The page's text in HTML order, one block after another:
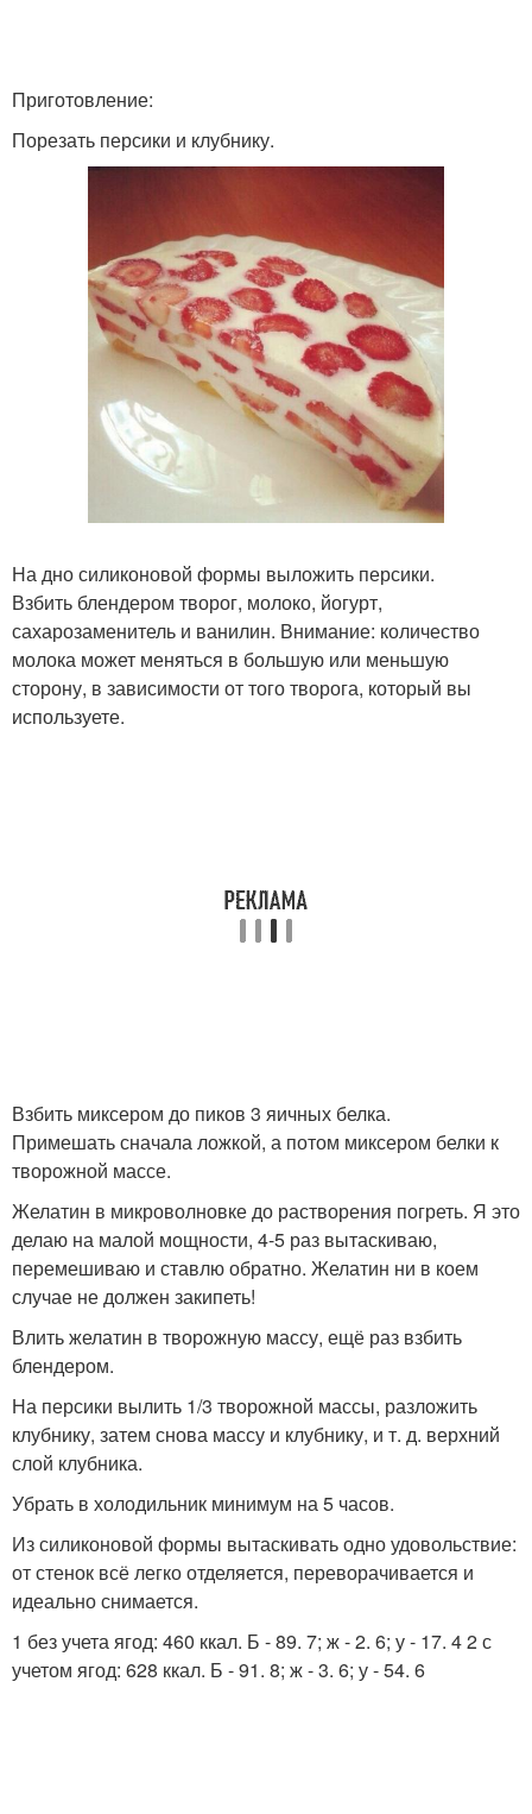
Приготовление:
Порезать персики и клубнику.
На дно силиконовой формы выложить персики.
Взбить блендером творог, молоко, йогурт,
сахарозаменитель и ванилин. Внимание: количество
молока может меняться в большую или меньшую
сторону, в зависимости от того творога, который вы
используете.
Взбить миксером до пиков 3 яичных белка.
Примешать сначала ложкой, а потом миксером белки к
творожной массе.
Желатин в микроволновке до растворения погреть. Я это
делаю на малой мощности, 4-5 раз вытаскиваю,
перемешиваю и ставлю обратно. Желатин ни в коем
случае не должен закипеть!
Влить желатин в творожную массу, ещё раз взбить
блендером.
На персики вылить 1/3 творожной массы, разложить
клубнику, затем снова массу и клубнику, и т. д. верхний
слой клубника.
Убрать в холодильник минимум на 5 часов.
Из силиконовой формы вытаскивать одно удовольствие:
от стенок всё легко отделяется, переворачивается и
идеально снимается.
1 без учета ягод: 460 ккал. Б - 89. 7; ж - 2. 6; у - 17. 4 2 с
учетом ягод: 628 ккал. Б - 91. 8; ж - 3. 6; у - 54. 6